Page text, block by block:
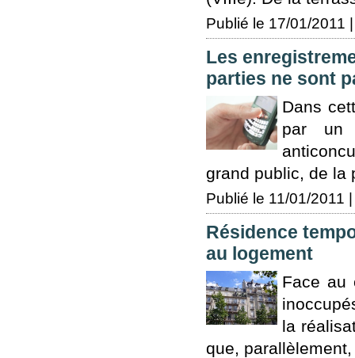
Publié le 17/01/2011
Les
parties ne sont
Dans
par un
grand public, de la
Publié le 11/01/2011
Résidence
au logement
Face au
la
que,